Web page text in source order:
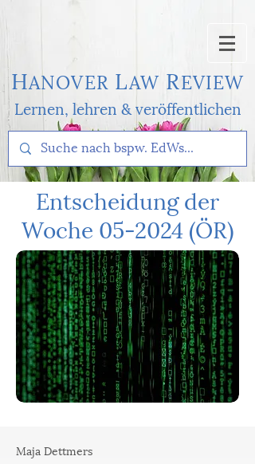
HANOVER LAWREVIEW
Lernen, lehren & veröffentlichen
Entscheidung der
Woche 05-2024 (ÖR)
Maja Dettmers